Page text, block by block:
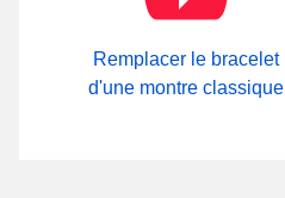
Remplacer le bracelet
d'une montre classique